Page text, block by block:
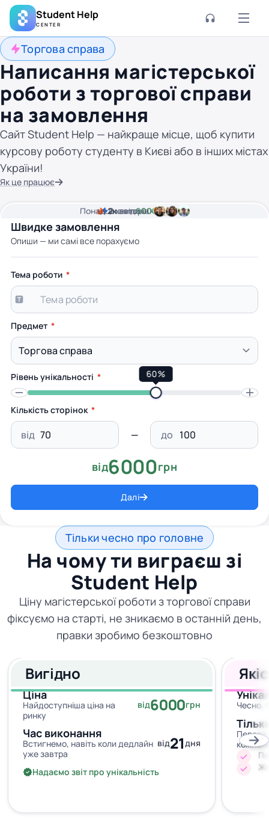
Student Help
CENTER
Торгова справа
Написання магістерської
роботи з торгової справи
на замовлення
Сайт Student Help — найкраще місце, щоб купити
курсову роботу студенту в Києві або в інших містах
України!
Як це працює
Швидке замовлення
Опиши — ми самі все порахуємо
2хвилини часу
Ціна від6000 грн
Понад2кавторів
Тема роботи
Предмет
Рівень унікальності 60%
Кількість сторінок
від до
від6000грн
Далі
Тільки чесно про головне
На чому ти виграєш зі
Student Help
Ціну магістерської роботи з торгової справи
фіксуємо на старті, не зникаємо в останній день,
правки зробимо безкоштовно
Вигідно
Ціна
Найдоступніша ціна на
ринку
від6000грн
Час виконання
Встигнемо, навіть коли дедлайн
уже завтра
від21дня
Надаємо звіт про унікальність
Чесно,